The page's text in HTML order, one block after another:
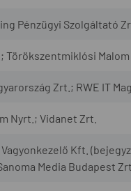
Pénzügyi Szolgáltató
Törökszentmiklósi Malom
Zrt.; RWE IT
Nyrt.; Vidanet Zrt.
Kft.
Media Budapest Zrt.